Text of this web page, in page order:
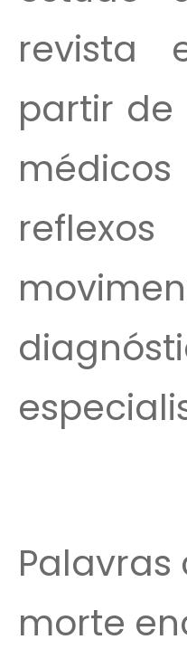
revista
partir
morte